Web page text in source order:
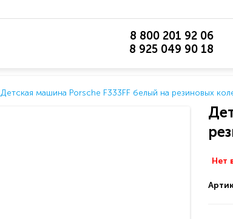
8 800 201 92 06
8 925 049 90 18
Детская машина Porsche F333FF белый на резиновых
Нет